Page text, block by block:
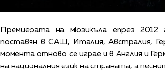
Премиерата на мюзикъла епрез
поставян в САЩ, Италия, Австралия,
момента отново се играе и в Англия и
на националния език на страната, а